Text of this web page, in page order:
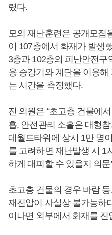
렸다.
모의 재난훈련은 공개모집
이 107층에서 화재가 발생
3층과 102층의 피난안전
용 승강기와 계단을 이용해
는 시간을 측정했다.
진 의원은 “초고층 건물에
흡, 안전관리 소홀은 대형
데월드타워에 상시 1만 명
를 고려하면 재난발생 시 1
하게 대피할 수 있을지 의
초고층 건물의 경우 바람
재진압이 사실상 불가능하
이나면 외부에서 화재를